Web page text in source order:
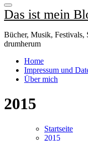
Das ist mein
Bücher, Musik, Festivals,
drumherum
Home
Impressum und
Über mich
2015
Startseite
2015